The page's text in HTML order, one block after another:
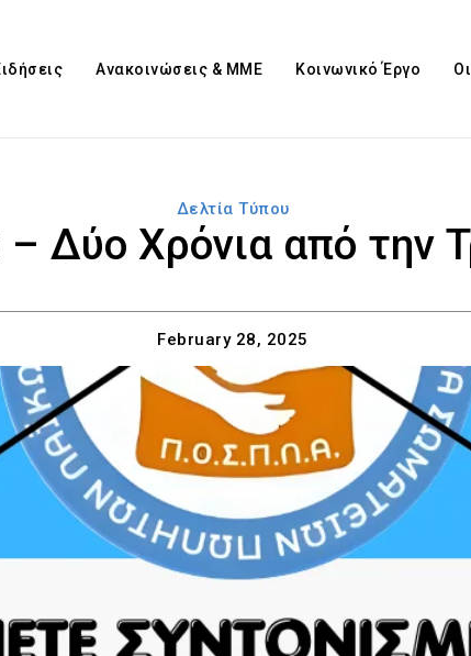
Ανακοινώσεις & ΜΜΕ Κοινωνικό Έργο
Δελτία Τύπου
Δύο Χρόνια από την
February 28, 2025